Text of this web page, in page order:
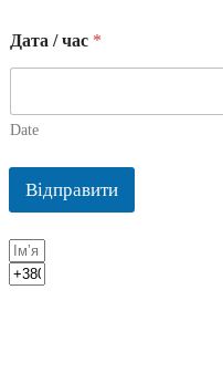
Дата / час *
Date
Відправити